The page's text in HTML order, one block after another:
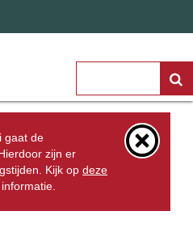
gaat de
zijn er
Kijk opdeze